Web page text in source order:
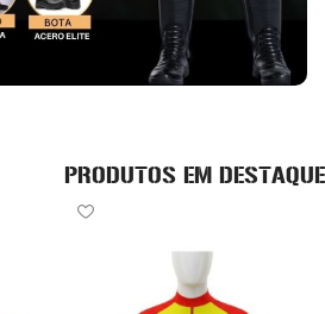
PRODUTOS EM DESTAQUE